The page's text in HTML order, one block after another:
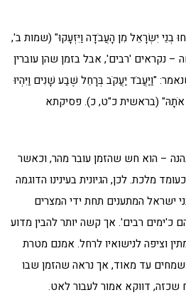
בְנֵי יִשְׂרָאֵל מִן הָעֲבֹדָה וַיִּזְעָקוּ" (שמות ב',
– נקראים 'רבים', אבל בזמן שהן עוברין
"וַיַּעֲבֹד יַעֲקֹב בְּרָחֵל שֶׁבַע שָׁנִים וַיִּהְיוּ
אֹתָהּ" (בראשית כ"ט, כ). פסיקתא
– הוא חש שהזמן עובר מהר, וכאשר
מלכת. לכן, הגיונית בעינינו הדוגמה
ישראל המתענים תחת ידי המצרים
כ'ימים רבים'. אך קשה יותר להבין מדוע
וציפה לנישואיו לרחל. אמנם מטרת
עד מאוד, אך נראה שהזמן שבו
דווקא אמור לעבור לאט.